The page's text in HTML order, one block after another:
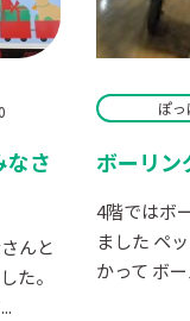
なさ
んと
た。
ぽっ
ボーリン
4階ではボ
ました ペ
かって ボ